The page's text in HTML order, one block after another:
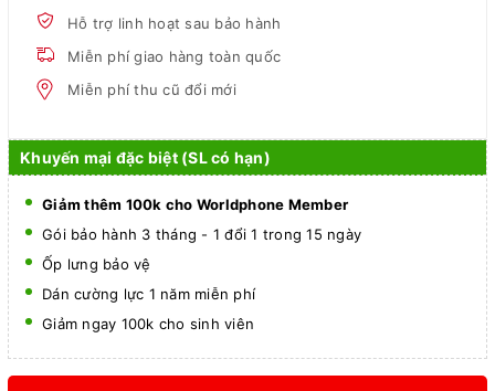
Hỗ trợ linh hoạt sau bảo hành
Miễn phí giao hàng toàn quốc
Miễn phí thu cũ đổi mới
Khuyến mại đặc biệt (SL có hạn)
Giảm thêm 100k cho Worldphone Member
Gói bảo hành 3 tháng - 1 đổi 1 trong 15 ngày
Ốp lưng bảo vệ
Dán cường lực 1 năm miễn phí
Giảm ngay 100k cho sinh viên